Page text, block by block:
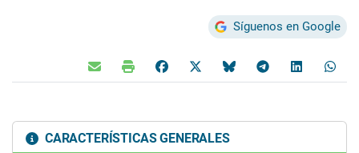
Síguenos en Google
CARACTERÍSTICAS GENERALES